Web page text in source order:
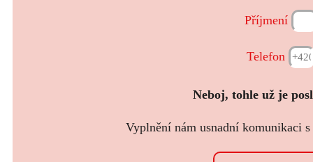
Příjmení
Telefon
Neboj, tohle už je
Vyplnění nám usnadní komunikaci